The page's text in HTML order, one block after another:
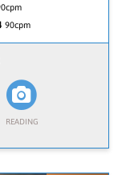
90cpm